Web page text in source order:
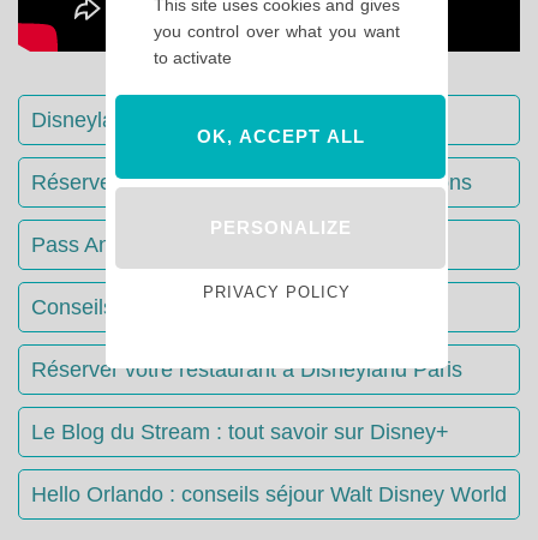
Disneyland Paris : Le guide complet
Réserver votre séjour : toutes les informations
Pass Annuels Disney : informations
Conseils & Astuces Disneyland Paris
Réserver votre restaurant à Disneyland Paris
Le Blog du Stream : tout savoir sur Disney+
Hello Orlando : conseils séjour Walt Disney World
This site uses cookies and gives
you control over what you want
to activate
OK, ACCEPT ALL
PERSONALIZE
PRIVACY POLICY